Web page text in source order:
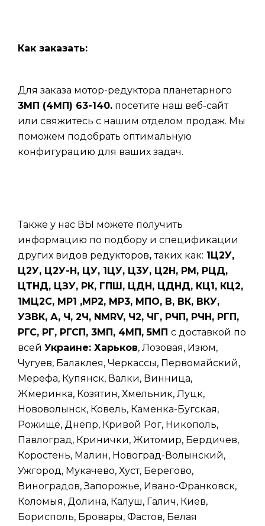
Как заказать:
Для заказа мотор-редуктора планетарного
3МП (4МП) 63-140. посетите наш веб-сайт
или свяжитесь с нашим отделом продаж. Мы
поможем подобрать оптимальную
конфигурацию для ваших задач.
Также у нас ВЫ можете получить
информацию по подбору и спецификации
других видов редукторов,таких как: 1Ц2У,
Ц2У, Ц2У-Н, ЦУ, 1ЦУ, Ц3У, Ц2Н, РМ, РЦД,
ЦТНД, ЦЗУ, РК, ГПШ, ЦДН, ЦДНД, КЦ1, КЦ2,
1МЦ2С, МР1 ,МР2, МР3, МПО, В, ВК, ВКУ,
УЗВК, А, Ч, 2Ч, NMRV, Ч2, ЧГ, РЧП, РЧН, РГП,
РГС, РГ, РГСП, 3МП, 4МП, 5МП с доставкой по
всей Украине: Харьков, Лозовая, Изюм,
Чугуев, Балаклея, Черкассы, Первомайский,
Мерефа, Купянск, Валки, Винница,
Жмеринка, Козятин, Хмельник, Луцк,
Нововолынск, Ковель, Каменка-Бугская,
Рожище, Днепр, Кривой Рог, Никополь,
Павлоград, Кринички, Житомир, Бердичев,
Коростень, Малин, Новоград-Волынский,
Ужгород, Мукачево, Хуст, Берегово,
Виноградов, Запорожье, Ивано-Франковск,
Коломыя, Долина, Калуш, Галич, Киев,
Борисполь, Бровары, Фастов, Белая